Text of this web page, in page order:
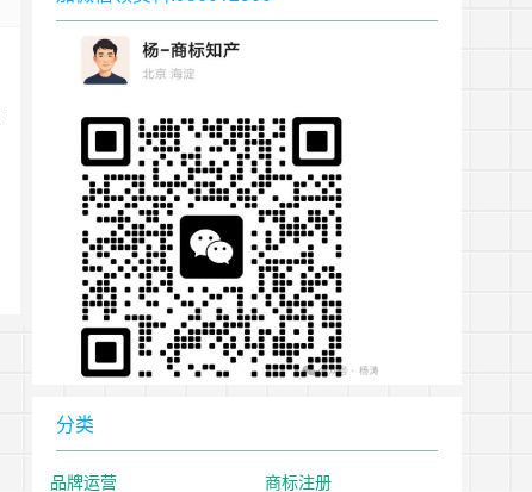
分类
品牌运营
商标注册